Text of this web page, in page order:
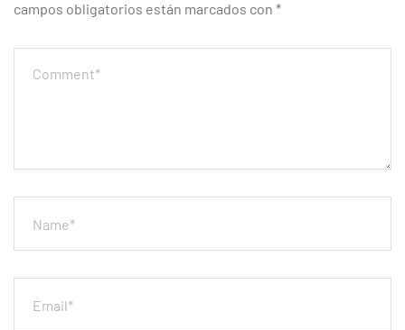
campos obligatorios están marcados con *